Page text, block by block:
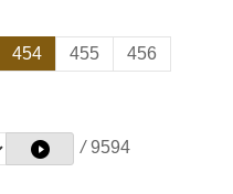
454 455
456
/ 9594